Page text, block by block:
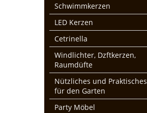
Schwimmkerzen
LED Kerzen
Cetrinella
Windlichter, Dzftkerzen,
Raumdüfte
Nützliches und Praktisches
für den Garten
Party Möbel